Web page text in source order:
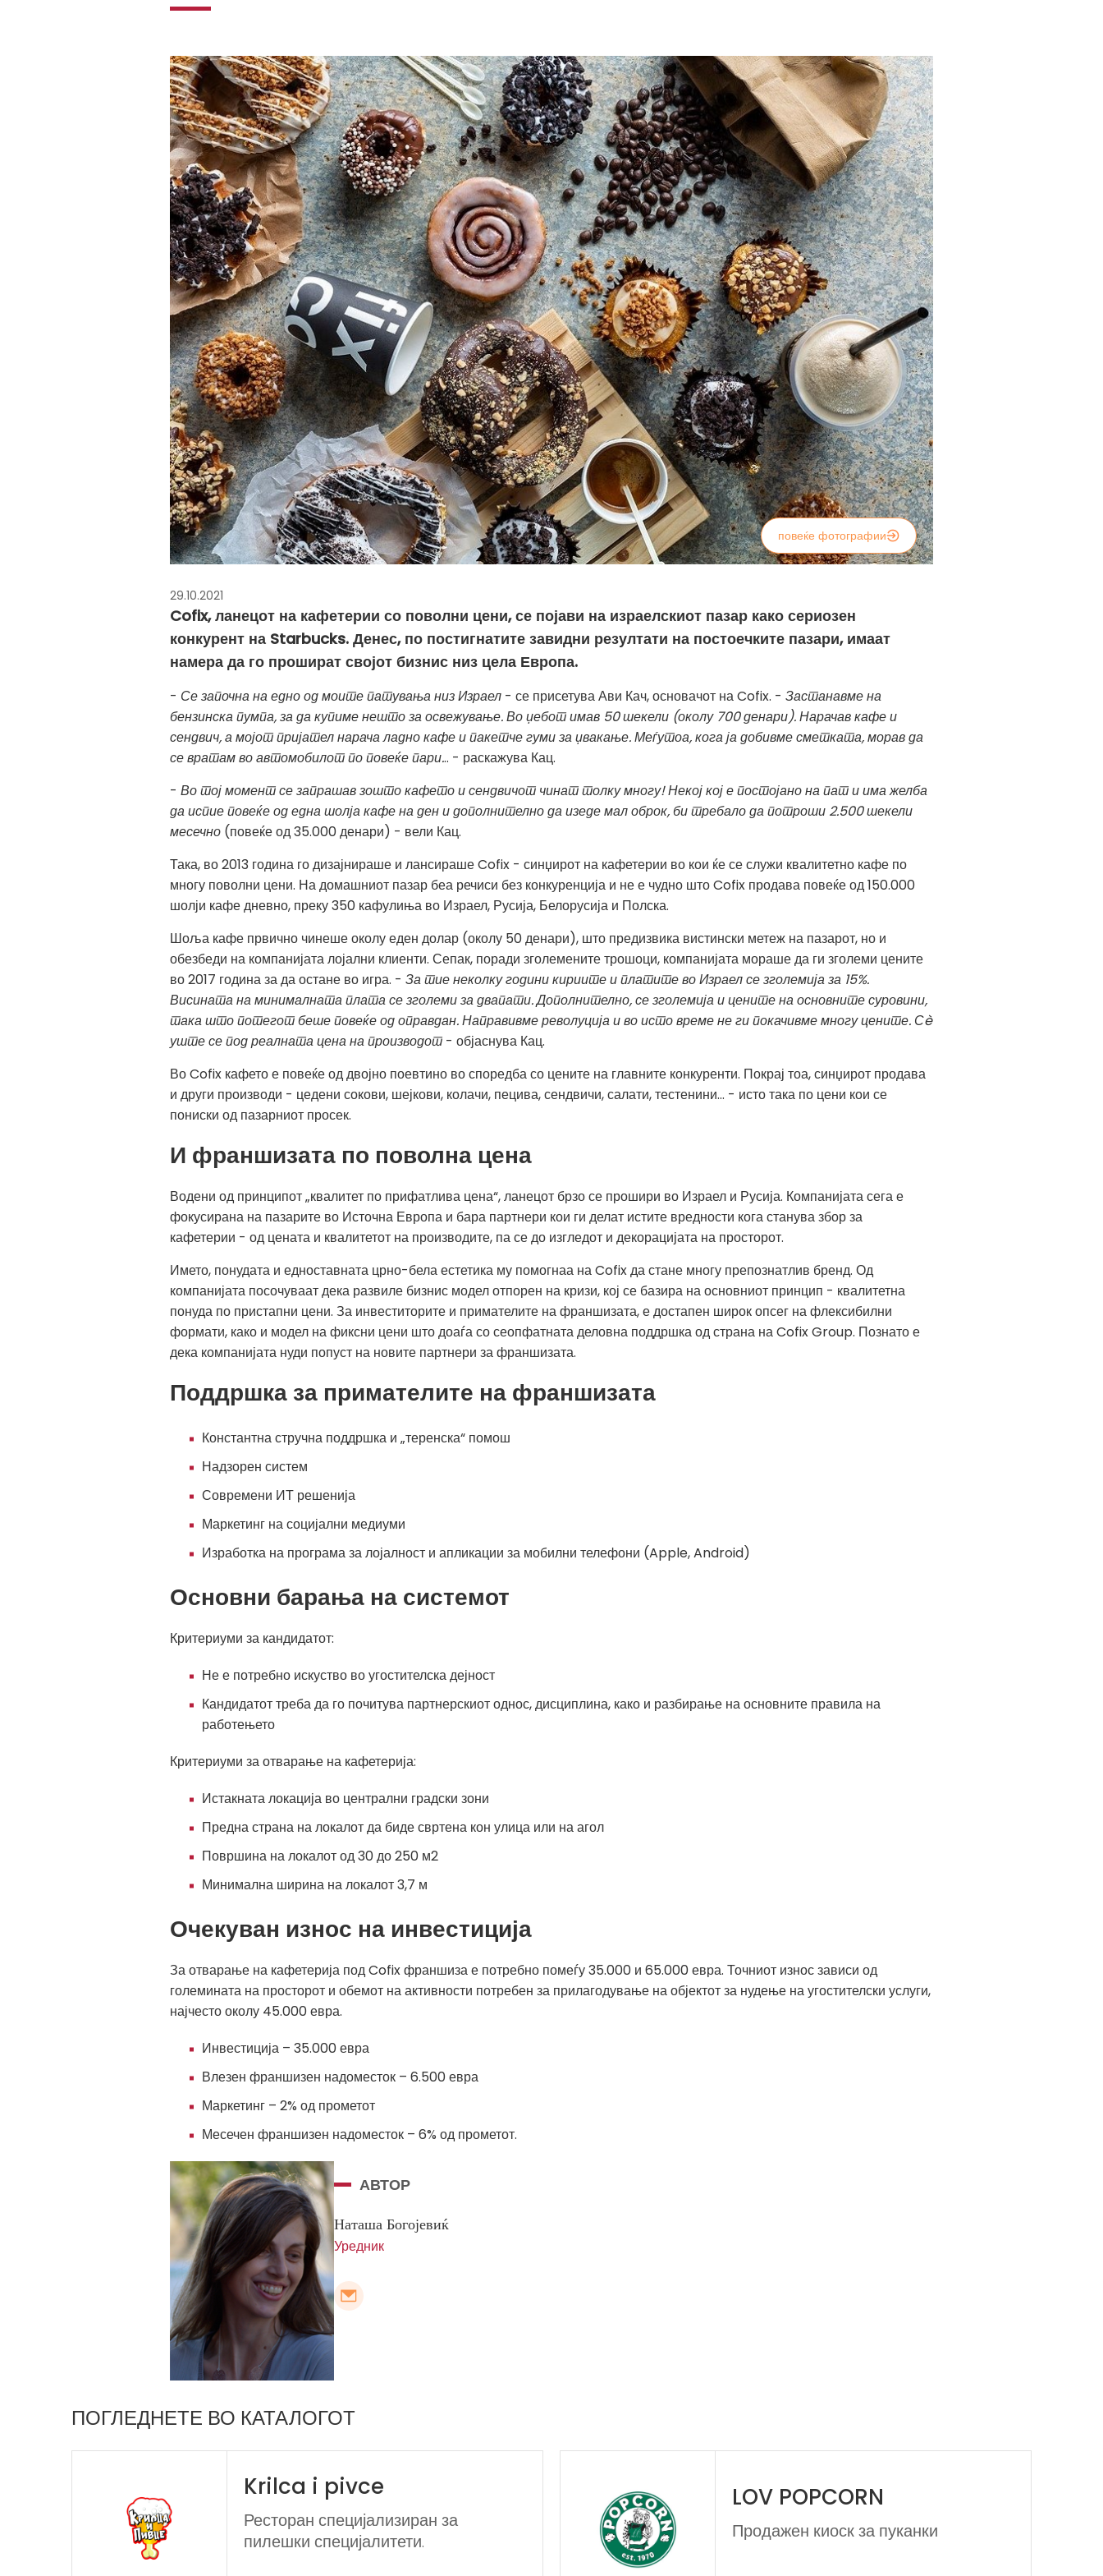
повеќе фотографии
29.10.2021
Cofix, ланецот на кафетерии со поволни цени, се појави на израелскиот пазар како сериозен
конкурент на Starbucks. Денес, по постигнатите завидни резултати на постоечките пазари, имаат
намера да го прошират својот бизнис низ цела Европа.
- Се започна на едно од моите патувања низ Израел - се присетува Ави Кач, основачот на Cofix. - Застанавме на
бензинска пумпа, за да купиме нешто за освежување. Во џебот имав 50 шекели (околу 700 денари). Нарачав кафе и
сендвич, а мојот пријател нарача ладно кафе и пакетче гуми за џвакање. Меѓутоа, кога ја добивме сметката, морав да
се вратам во автомобилот по повеќе пари... - раскажува Кац.
- Во тој момент се запрашав зошто кафето и сендвичот чинат толку многу! Некој кој е постојано на пат и има желба
да испие повеќе од една шолја кафе на ден и дополнително да изеде мал оброк, би требало да потроши 2.500 шекели
месечно (повеќе од 35.000 денари) - вели Кац.
Така, во 2013 година го дизајнираше и лансираше Cofix - синџирот на кафетерии во кои ќе се служи квалитетно кафе по
многу поволни цени. На домашниот пазар беа речиси без конкуренција и не е чудно што Cofix продава повеќе од 150.000
шолји кафе дневно, преку 350 кафулиња во Израел, Русија, Белорусија и Полска.
Шоља кафе првично чинеше околу еден долар (околу 50 денари), што предизвика вистински метеж на пазарот, но и
обезбеди на компанијата лојални клиенти. Сепак, поради зголемените трошоци, компанијата мораше да ги зголеми цените
во 2017 година за да остане во игра. - За тие неколку години кириите и платите во Израел се зголемија за 15%.
Висината на минималната плата се зголеми за двапати. Дополнително, се зголемија и цените на основните суровини,
така што потегот беше повеќе од оправдан. Направивме револуција и во исто време не ги покачивме многу цените. Сè
уште се под реалната цена на производот - објаснува Кац.
Во Cofix кафето е повеќе од двојно поевтино во споредба со цените на главните конкуренти. Покрај тоа, синџирот продава
и други производи - цедени сокови, шејкови, колачи, пецива, сендвичи, салати, тестенини... - исто така по цени кои се
пониски од пазарниот просек.
И франшизата по поволна цена
Водени од принципот „квалитет по прифатлива цена“, ланецот брзо се прошири во Израел и Русија. Компанијата сега е
фокусирана на пазарите во Источна Европа и бара партнери кои ги делат истите вредности кога станува збор за
кафетерии - од цената и квалитетот на производите, па се до изгледот и декорацијата на просторот.
Името, понудата и едноставната црно-бела естетика му помогнаа на Cofix да стане многу препознатлив бренд. Од
компанијата посочуваат дека развиле бизнис модел отпорен на кризи, кој се базира на основниот принцип - квалитетна
понуда по пристапни цени. За инвеститорите и примателите на франшизата, е достапен широк опсег на флексибилни
формати, како и модел на фиксни цени што доаѓа со сеопфатната деловна поддршка од страна на Cofix Group. Познато е
дека компанијата нуди попуст на новите партнери за франшизата.
Поддршка за примателите на франшизата
Константна стручна поддршка и „теренска“ помош
Надзорен систем
Современи ИТ решенија
Маркетинг на социјални медиуми
Изработка на програма за лојалност и апликации за мобилни телефони (Apple, Android)
Основни барања на системот
Критериуми за кандидатот:
Не е потребно искуство во угостителска дејност
Кандидатот треба да го почитува партнерскиот однос, дисциплина, како и разбирање на основните правила на
работењето
Критериуми за отварање на кафетерија:
Истакната локација во централни градски зони
Предна страна на локалот да биде свртена кон улица или на агол
Површина на локалот од 30 до 250 м2
Минимална ширина на локалот 3,7 м
Очекуван износ на инвестиција
За отварање на кафетерија под Cofix франшиза е потребно помеѓу 35.000 и 65.000 евра. Точниот износ зависи од
големината на просторот и обемот на активности потребен за прилагодување на објектот за нудење на угостителски услуги,
најчесто околу 45.000 евра.
Инвестиција – 35.000 евра
Влезен франшизен надоместок – 6.500 евра
Маркетинг – 2% од прометот
Месечен франшизен надоместок – 6% од прометот.
АВТОР
Наташа Богојевиќ
Уредник
ПОГЛЕДНЕТЕ ВО КАТАЛОГОТ
Krilca i pivce
Ресторан специјализиран за
пилешки специјалитети.
LOV POPCORN
Продажен киоск за пуканки